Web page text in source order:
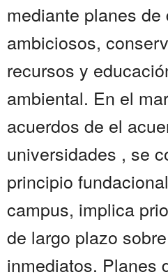
mediante planes
ambiciosos,
recursos y
ambiental. En el
acuerdos de el
universidades , se
principio
campus, implica
de largo plazo
inmediatos. Planes